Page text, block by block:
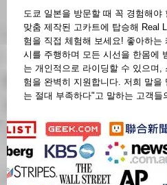
도쿄 일본을 방문할 때 꼭 경험해야
맞춤 제작된 고카트에 탑승해 Real
험을 직접 체험해 보세요! 좋아하는
시를 주행하며 모든 시선을 한몸에
는 개인적으로 라이딩할 수 있으며,
험을 완벽히 지원합니다. 저희 말을
는 절대 부족하다"고 말하는 고객들